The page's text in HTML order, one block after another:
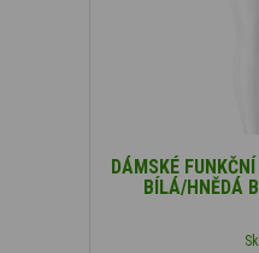
Podle typu materiálu
DÁMSKÉ
BÍLÁ/HNĚDÁ